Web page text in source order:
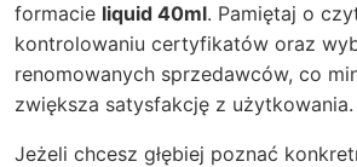
formacie liquid 40ml. Pamiętaj o
kontrolowaniu certyfikatów oraz
renomowanych sprzedawców, co
zwiększa satysfakcję z użytkowania.
Jeżeli chcesz głębiej poznać